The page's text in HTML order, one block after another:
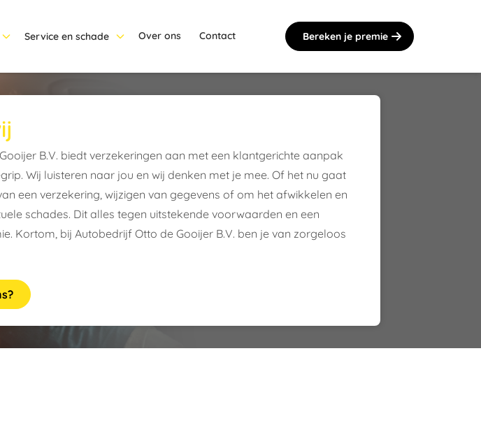
Service en schade Over ons Contact Bereken je premie
B.V. biedt verzekeringen aan met een klantgerichte aanpak
Wij luisteren naar jou en wij denken met je mee. Of het nu gaat
een verzekering, wijzigen van gegevens of om het afwikkelen en
schades. Dit alles tegen uitstekende voorwaarden en een
Kortom, bij Autobedrijf Otto de Gooijer B.V. ben je van zorgeloos